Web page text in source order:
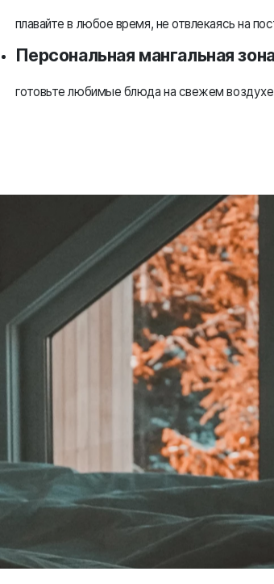
плавайте в любое время, не отвлекаясь на
Персональная мангальная
готовьте любимые блюда на свежем